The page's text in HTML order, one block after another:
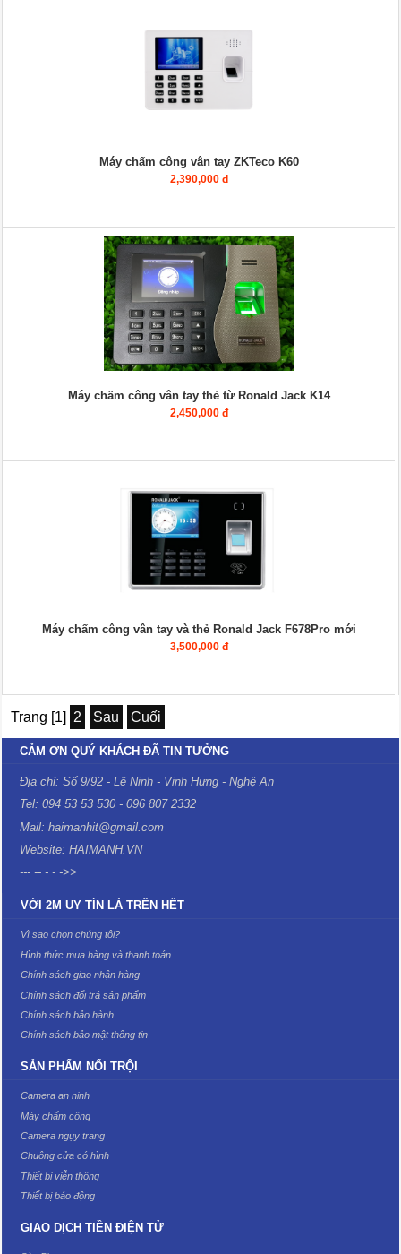
Máy chấm công vân tay ZKTeco K60
2,390,000 đ
Máy chấm công vân tay thẻ từ Ronald Jack K14
2,450,000 đ
Máy chấm công vân tay và thẻ Ronald Jack F678Pro mới
3,500,000 đ
Trang [1] 2 Sau Cuối
CẢM ƠN QUÝ KHÁCH ĐÃ TIN TƯỞNG
Địa chỉ: Số 9/92 - Lê Ninh - Vinh Hưng - Nghệ An
Tel: 094 53 53 530 - 096 807 2332
Mail: haimanhit@gmail.com
Website: HAIMANH.VN
--- -- - - ->>
VỚI 2M UY TÍN LÀ TRÊN HẾT
Vì sao chọn chúng tôi?
Hình thức mua hàng và thanh toán
Chính sách giao nhận hàng
Chính sách đổi trả sản phẩm
Chính sách bảo hành
Chính sách bảo mật thông tin
SẢN PHẨM NỔI TRỘI
Camera an ninh
Máy chấm công
Camera ngụy trang
Chuông cửa có hình
Thiết bị viễn thông
Thiết bị báo động
GIAO DỊCH TIỀN ĐIỆN TỬ